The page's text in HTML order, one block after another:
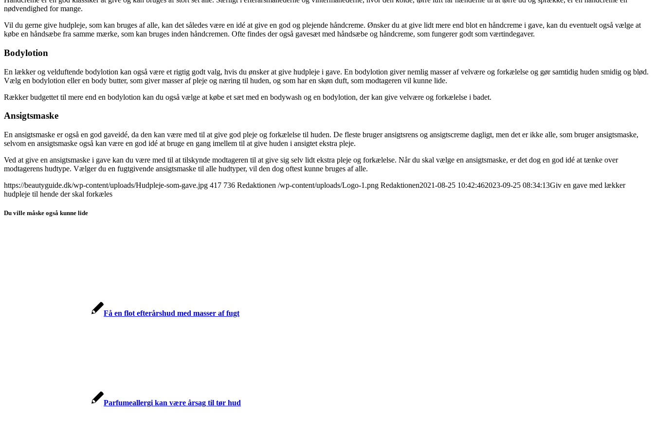
nødvendighed for mange.
Vil du gerne give hudpleje, som kan bruges af alle, kan det således være en idé at give en god og plejende håndcreme. Ønsker du at give lidt mere end blot en håndcreme i gave, kan du eventuelt også vælge at
købe en håndsæbe fra samme mærke, som kan bruges inden håndcremen. Ofte findes der også gavesæt med håndsæbe og håndcreme, som fungerer godt som værtindegaver.
Bodylotion
En lækker og velduftende bodylotion kan også være et rigtig godt valg, hvis du ønsker at give hudpleje i gave. En bodylotion giver nemlig masser af velvære og forkælelse og gør samtidig huden smidig og blød.
Vælg en bodylotion eller en body butter, som giver masser af pleje og næring til huden, og som har en skøn duft, som modtageren vil kunne lide.
Rækker budgettet til mere end en bodylotion kan du også vælge at købe et sæt med en bodywash og en bodylotion, der kan give velvære og forkælelse i badet.
Ansigtsmaske
En ansigtsmaske er også en god gaveidé, da den kan være med til at give god pleje og forkælelse til huden. De fleste bruger ansigtsrens og ansigtscreme dagligt, men det er ikke alle, som bruger ansigtsmaske,
selvom en ansigtsmaske også kan være en god idé at bruge en gang imellem til at give huden i ansigtet ekstra pleje.
Ved at give en ansigtsmaske i gave kan du være med til at tilskynde modtageren til at give sig selv lidt ekstra pleje og forkælelse. Når du skal vælge en ansigtsmaske, er det dog en god idé at tænke over
modtagerens hudtype. Vælger du en fugtgivende ansigtsmaske til alle hudtyper, vil den dog oftest kunne bruges af alle.
https://beautyguide.dk/wp-content/uploads/Hudpleje-som-gave.jpg 417 736 Redaktionen /wp-content/uploads/Logo-1.png Redaktionen2021-08-25 10:42:462023-09-25 08:34:13Giv en gave med lækker
hudpleje til hende der skal forkæles
Du ville måske også kunne lide
Få en flot efterårshud med masser af fugt
Parfumeallergi kan være årsag til tør hud